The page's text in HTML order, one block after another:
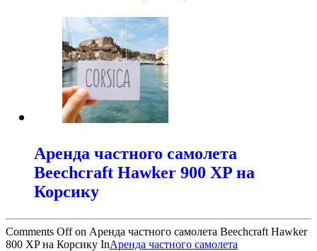
Аренда частного самолета
Beechcraft Hawker 900 XP на
Корсику
Comments Offon Аренда частного самолета Beechcraft Hawker
800 XP на Корсику InАренда частного самолета